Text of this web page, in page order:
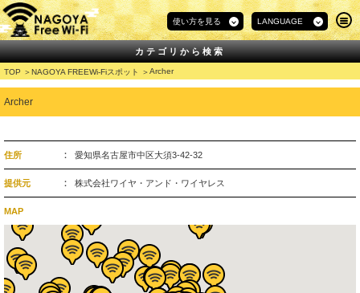
使い方を見る LANGUAGE
カテゴリから検索
TOP NAGOYA FREEWi-Fiスポット Archer
Archer
住所 愛知県名古屋市中区大須3-42-32
提供元 株式会社ワイヤ・アンド・ワイヤレス
MAP